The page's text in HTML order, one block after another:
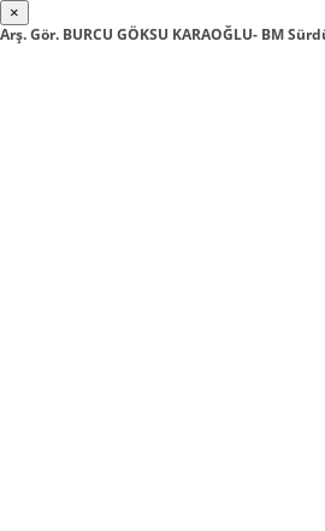
×
Arş. Gör. BURCU GÖKSU KARAOĞLU- BM